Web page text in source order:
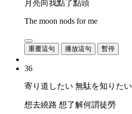
月亮向我點了點頭
The moon nods for me
重覆這句 播放這句 暫停
36
寄り道したい 無駄を知りたい
想去繞路 想了解何謂徒勞